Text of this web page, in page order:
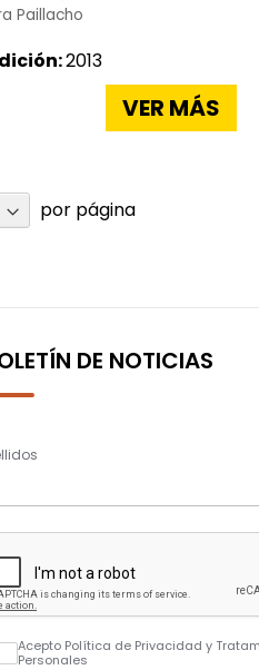
Paillacho
2013
VER MÁS
por página
DE NOTICIAS
Acepto Política de Privacidad y
Personales